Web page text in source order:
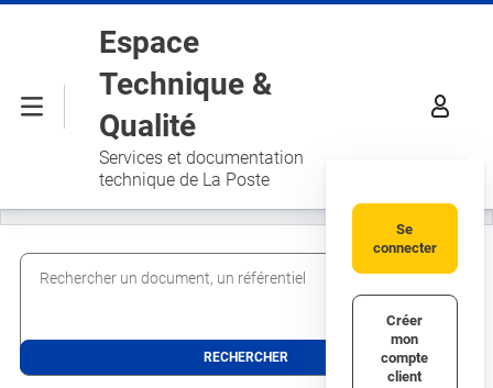
Aller au contenu principal
Menu
Espace
Technique &
Qualité
Services et documentation
technique de La Poste
Se
connecter
Créer
mon
compte
client
Rechercher un document, un référentiel